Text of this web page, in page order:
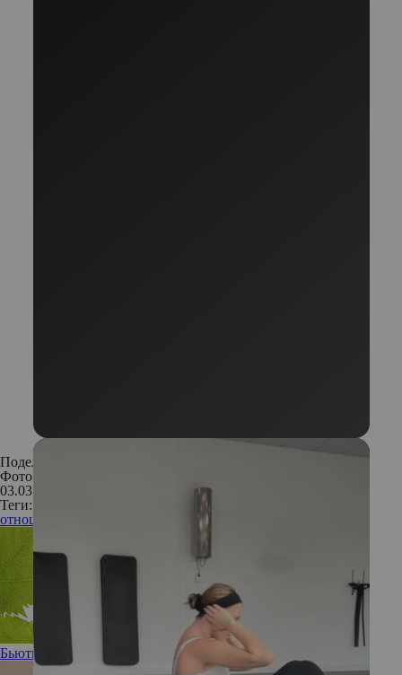
Поделиться:
Фото: Shutterstock
03.03.2019
Теги:
отношения
психология отношений
Бьюти-помощник: новая эссенция Vinoperfect от Caudalie